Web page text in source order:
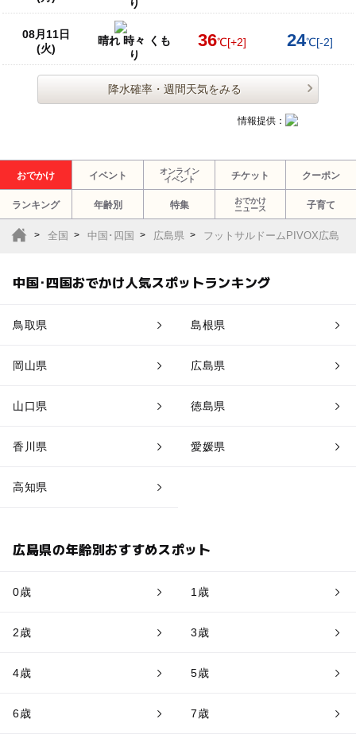
り
08月11日
(火)
晴れ 時々 くも
り
36℃[+2] 24℃[-2]
降水確率・週間天気をみる
情報提供：
おでかけ イベント
オンライン
イベント
チケット クーポン
ランキング 年齢別 特集
おでかけ
ニュース
子育て
全国 中国･四国 広島県 フットサルドームPIVOX広島
中国･四国おでかけ人気スポットランキング
鳥取県 島根県
岡山県 広島県
山口県 徳島県
香川県 愛媛県
高知県
広島県の年齢別おすすめスポット
0歳 1歳
2歳 3歳
4歳 5歳
6歳 7歳